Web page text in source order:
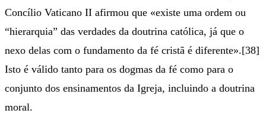
Concílio Vaticano II afirmou que «existe uma ordem ou
“hierarquia” das verdades da doutrina católica, já que o
nexo delas com o fundamento da fé cristã é diferente».[38]
Isto é válido tanto para os dogmas da fé como para o
conjunto dos ensinamentos da Igreja, incluindo a doutrina
moral.